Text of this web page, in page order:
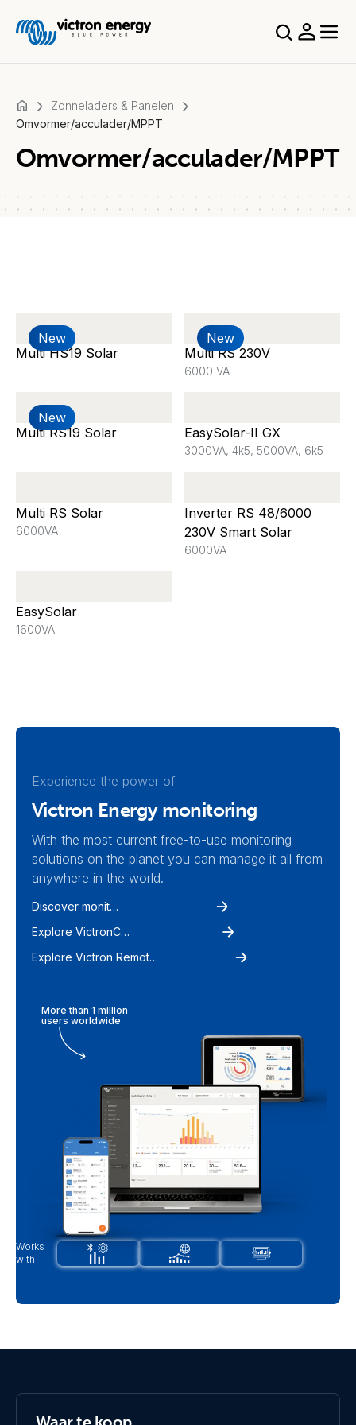
Zonneladers & Panelen
Omvormer/acculader/MPPT
Omvormer/acculader/MPPT
New
Multi HS19 Solar
New
Multi RS 230V
6000 VA
New
Multi RS19 Solar
EasySolar-II GX
3000VA, 4k5, 5000VA, 6k5
Multi RS Solar
6000VA
Inverter RS 48/6000
230V Smart Solar
6000VA
EasySolar
1600VA
Experience the power of
Victron Energy monitoring
With the most current free-to-use monitoring
solutions on the planet you can manage it all from
anywhere in the world.
Discover monitoring
Explore VictronConnect
Explore Victron Remote Monitoring
More than 1 million
users worldwide
Works
with